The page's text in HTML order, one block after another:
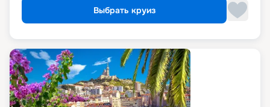
Выбрать круиз